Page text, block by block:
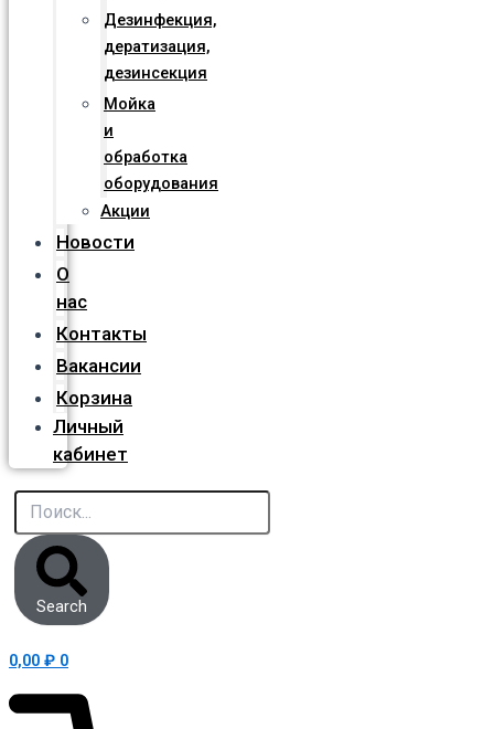
Дезинфекция,
дератизация,
дезинсекция
Мойка
и
обработка
оборудования
Акции
Новости
О
нас
Контакты
Вакансии
Корзина
Личный
кабинет
Search
0,00 ₽ 0